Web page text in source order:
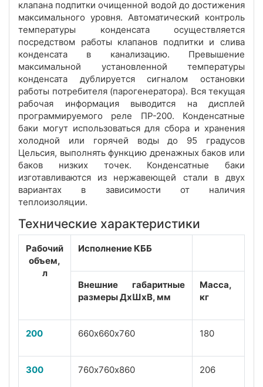
клапана подпитки очищенной водой до достижения
максимального уровня. Автоматический контроль
температуры конденсата осуществляется
посредством работы клапанов подпитки и слива
конденсата в канализацию. Превышение
максимальной установленной температуры
конденсата дублируется сигналом остановки
работы потребителя (парогенератора). Вся текущая
рабочая информация выводится на дисплей
программируемого реле ПР-200. Конденсатные
баки могут использоваться для сбора и хранения
холодной или горячей воды до 95 градусов
Цельсия, выполнять функцию дренажных баков или
баков низких точек. Конденсатные баки
изготавливаются из нержавеющей стали в двух
вариантах в зависимости от наличия
теплоизоляции.
Технические характеристики
Рабочий
объем,
л
Исполнение КББ
Внешние габаритные
размеры ДхШхВ, мм
Масса,
кг
200 660х660х760 180
300 760х760х860 206